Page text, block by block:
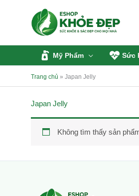
Mỹ Phẩm Sức
Trang chủ » Japan Jelly
Japan Jelly
Không tìm thấy sản